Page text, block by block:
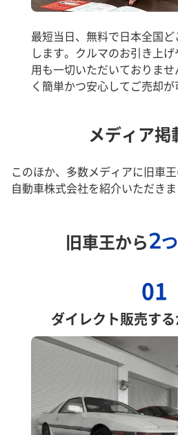
最短当日、無料で日本全国
します。クルマのお引き上
用も一切いただいておりま
く簡単かつ安心してご売却が
メディア掲
このほか、多数メディアに旧車
自動車株式会社を紹介いただきま
旧車王から2
01
ダイレクト販売す